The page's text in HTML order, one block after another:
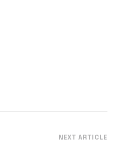
NEXT ARTICLE